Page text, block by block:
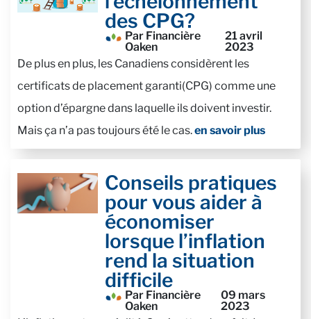
des CPG?
Par Financière
Oaken
21 avril
2023
De plus en plus, les Canadiens considèrent les
certificats de placement garanti(CPG) comme une
option d’épargne dans laquelle ils doivent investir.
Mais ça n’a pas toujours été le cas.en savoir plus
Conseils pratiques
pour vous aider à
économiser
lorsque l’inflation
rend la situation
difficile
Par Financière
Oaken
09 mars
2023